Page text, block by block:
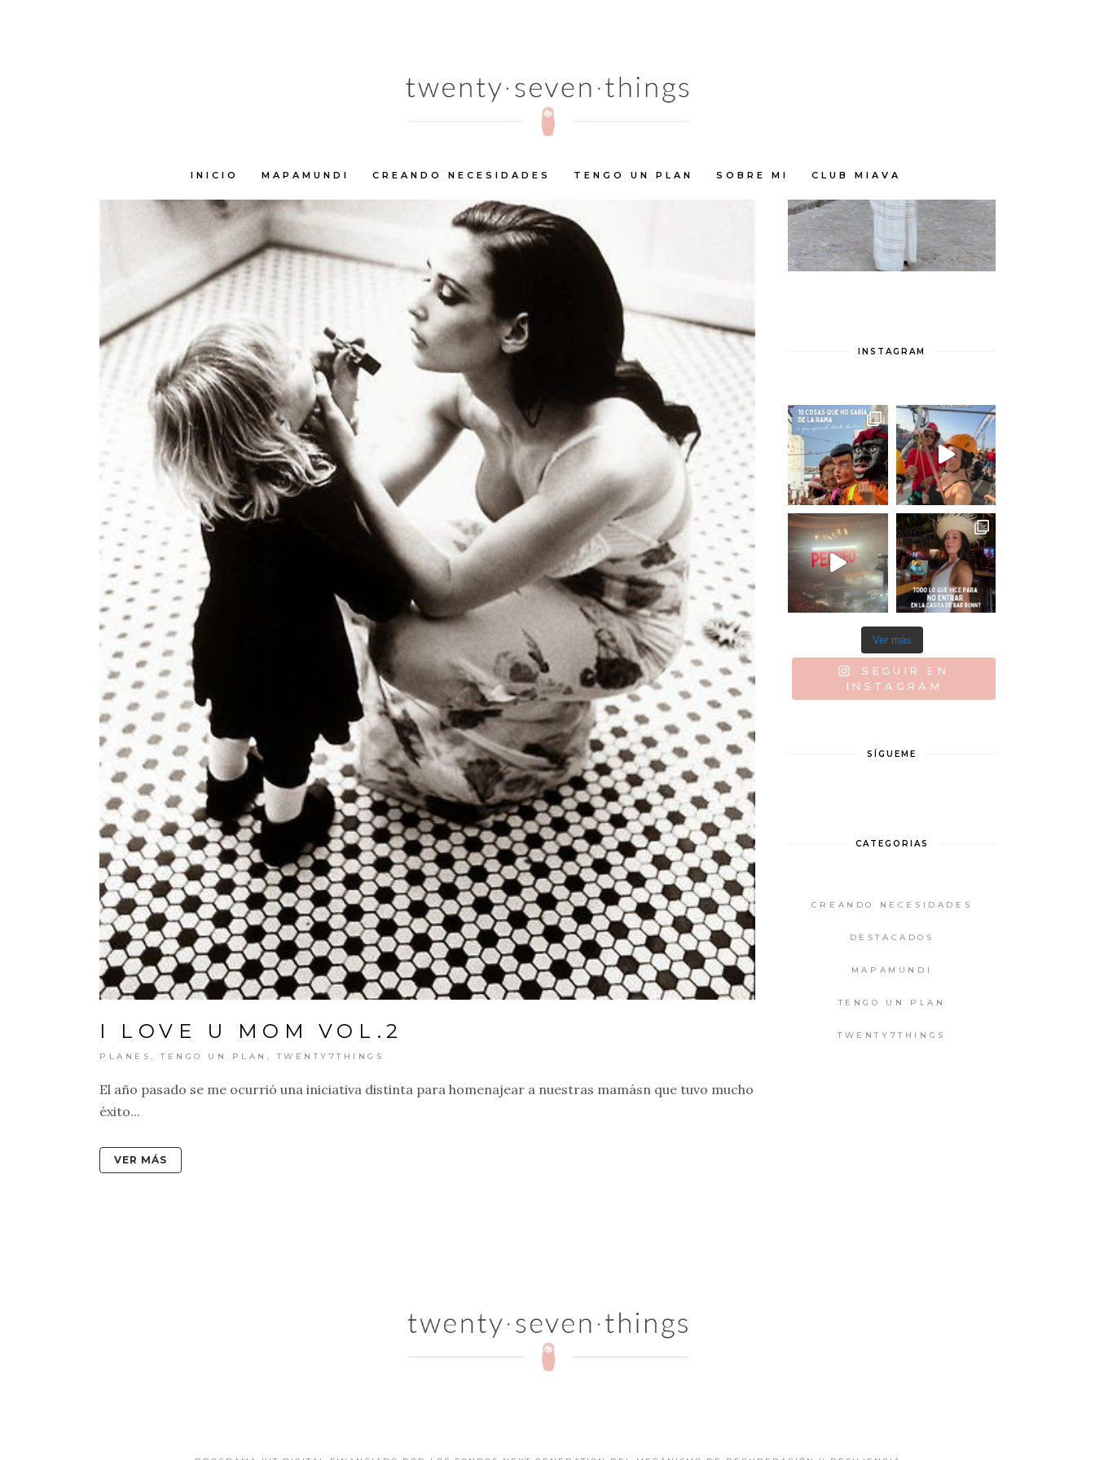
INICIO MAPAMUNDI CREANDO NECESIDADES TENGO UN PLAN SOBRE MI CLUB MIAVA
I LOVE U MOM VOL.2
PLANES ,TENGO UN PLAN ,TWENTY7THINGS
El año pasado se me ocurrió una iniciativa distinta para homenajear a nuestras mamásn que tuvo mucho
éxito...
VER MÁS
INSTAGRAM
Ver más
SEGUIR EN
INSTAGRAM
SÍGUEME
CATEGORIAS
CREANDO NECESIDADES
DESTACADOS
MAPAMUNDI
TENGO UN PLAN
TWENTY7THINGS